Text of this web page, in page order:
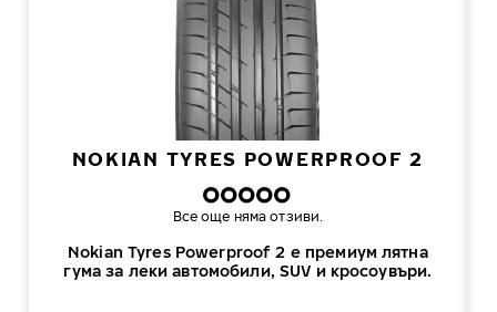
NOKIAN TYRES POWERPROOF 2
Nokian Tyres Powerproof 2 е премиум лятна
гума за леки автомобили, SUV и кросоувъри.
Все още няма отзиви.